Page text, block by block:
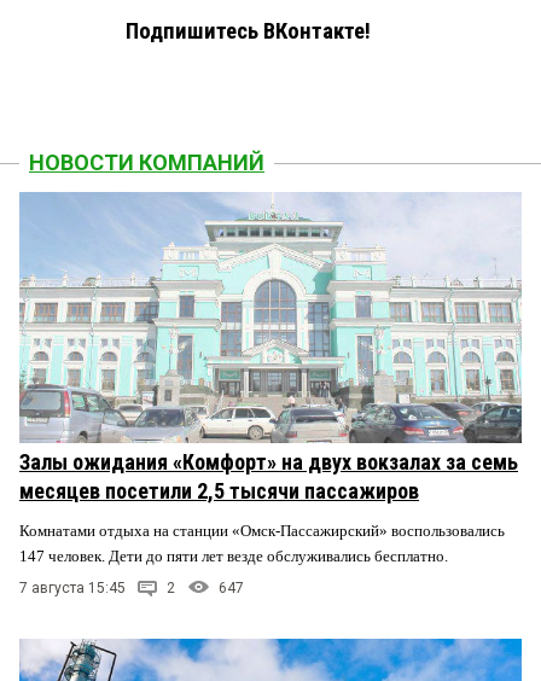
Подпишитесь ВКонтакте!
НОВОСТИ КОМПАНИЙ
Залы ожидания «Комфорт» на двух вокзалах за семь
месяцев посетили 2,5 тысячи пассажиров
Комнатами отдыха на станции «Омск-Пассажирский» воспользовались
147 человек. Дети до пяти лет везде обслуживались бесплатно.
7 августа 15:45 2 647